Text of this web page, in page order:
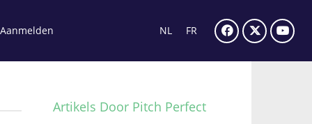
Aanmelden NL FR
Artikels Door Pitch Perfect